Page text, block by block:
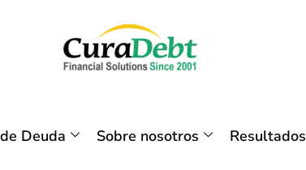
Deuda Sobre nosotros Resultados